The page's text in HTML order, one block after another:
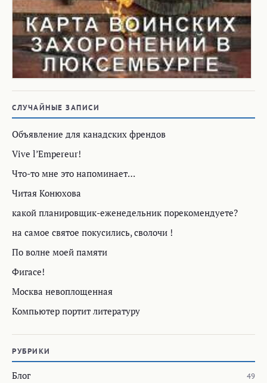
СЛУЧАЙНЫЕ ЗАПИСИ
Объявление для канадских френдов
Vive l’Empereur!
Что-то мне это напоминает…
Читая Конюхова
какой планировщик-еженедельник порекомендуете?
на самое святое покусились, сволочи !
По волне моей памяти
Фигасе!
Москва невоплощенная
Компьютер портит литературу
РУБРИКИ
Блог 49